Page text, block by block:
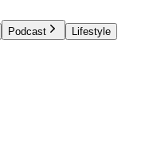
Podcast Lifestyle